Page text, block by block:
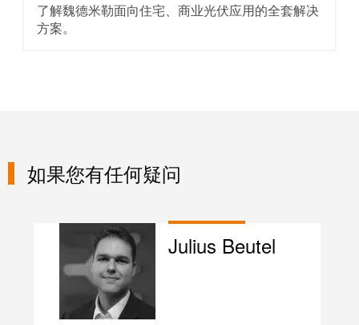
了解魏德米勒面向住宅、商业光伏应用的全套解决
方案。
如果您有任何疑问
Julius Beutel